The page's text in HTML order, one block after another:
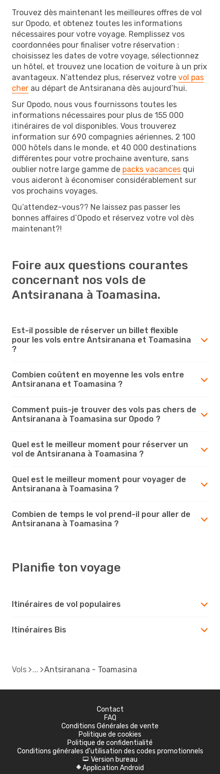
Trouvez dès maintenant les meilleures offres de vol
sur Opodo, et obtenez toutes les informations
nécessaires pour votre voyage. Remplissez vos
coordonnées pour finaliser votre réservation :
choisissez les dates de votre voyage, sélectionnez
un hôtel, et trouvez une location de voiture à un prix
avantageux. N’attendez plus, réservez votre vol pas
cher au départ de Antsiranana dès aujourd’hui.
Sur Opodo, nous vous fournissons toutes les
informations nécessaires pour plus de 155 000
itinéraires de vol disponibles. Vous trouverez
information sur 690 compagnies aériennes, 2 100
000 hôtels dans le monde, et 40 000 destinations
différentes pour votre prochaine aventure, sans
oublier notre large gamme de packs vacances qui
vous aideront à économiser considérablement sur
vos prochains voyages.
Qu’attendez-vous?? Ne laissez pas passer les
bonnes affaires d’Opodo et réservez votre vol dès
maintenant?!
Foire aux questions courantes
concernant nos vols de
Antsiranana à Toamasina.
Est-il possible de réserver un billet flexible
pour les vols entre Antsiranana et Toamasina
?
Combien coûtent en moyenne les vols entre
Antsiranana et Toamasina ?
Comment puis-je trouver des vols pas chers de
Antsiranana à Toamasina sur Opodo ?
Quel est le meilleur moment pour réserver un
vol de Antsiranana à Toamasina ?
Quel est le meilleur moment pour voyager de
Antsiranana à Toamasina ?
Combien de temps le vol prend-il pour aller de
Antsiranana à Toamasina ?
Planifie ton voyage
Itinéraires de vol populaires
Itinéraires Bis
Vols Antsiranana - Toamasina
Contact
FAQ
Conditions Générales de vente
Politique de cookies
Politique de confidentialité
Conditions générales d'utilisation des codes promotionnels
d Version bureau
A Application Android